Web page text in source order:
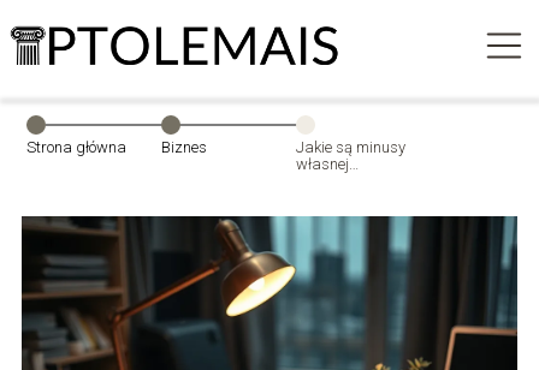
Strona główna Biznes
Jakie są minusy
własnej